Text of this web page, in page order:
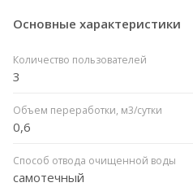
Основные характеристики
Количество пользователей
3
Объем переработки, м3/сутки
0,6
Способ отвода очищенной воды
самотечный